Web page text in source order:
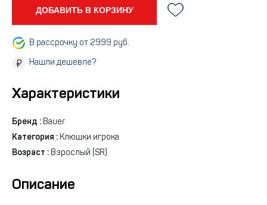
ДОБАВИТЬ В КОРЗИНУ
В рассрочку от 2999 руб.
Нашли дешевле?
Характеристики
Бренд : Bauer
Категория : Клюшки игрока
Возраст : Взрослый (SR)
Описание